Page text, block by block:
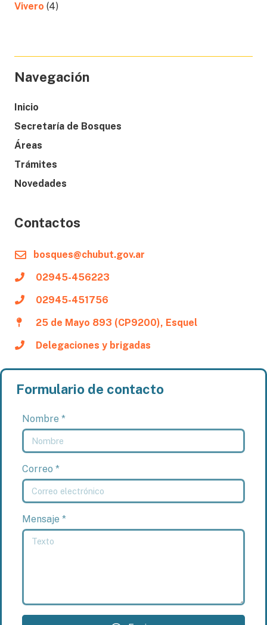
Vivero (4)
Navegación
Inicio
Secretaría de Bosques
Áreas
Trámites
Novedades
Contactos
bosques@chubut.gov.ar
02945-456223
02945-451756
25 de Mayo 893 (CP9200), Esquel
Delegaciones y brigadas
Formulario de contacto
Nombre *
Correo *
Mensaje *